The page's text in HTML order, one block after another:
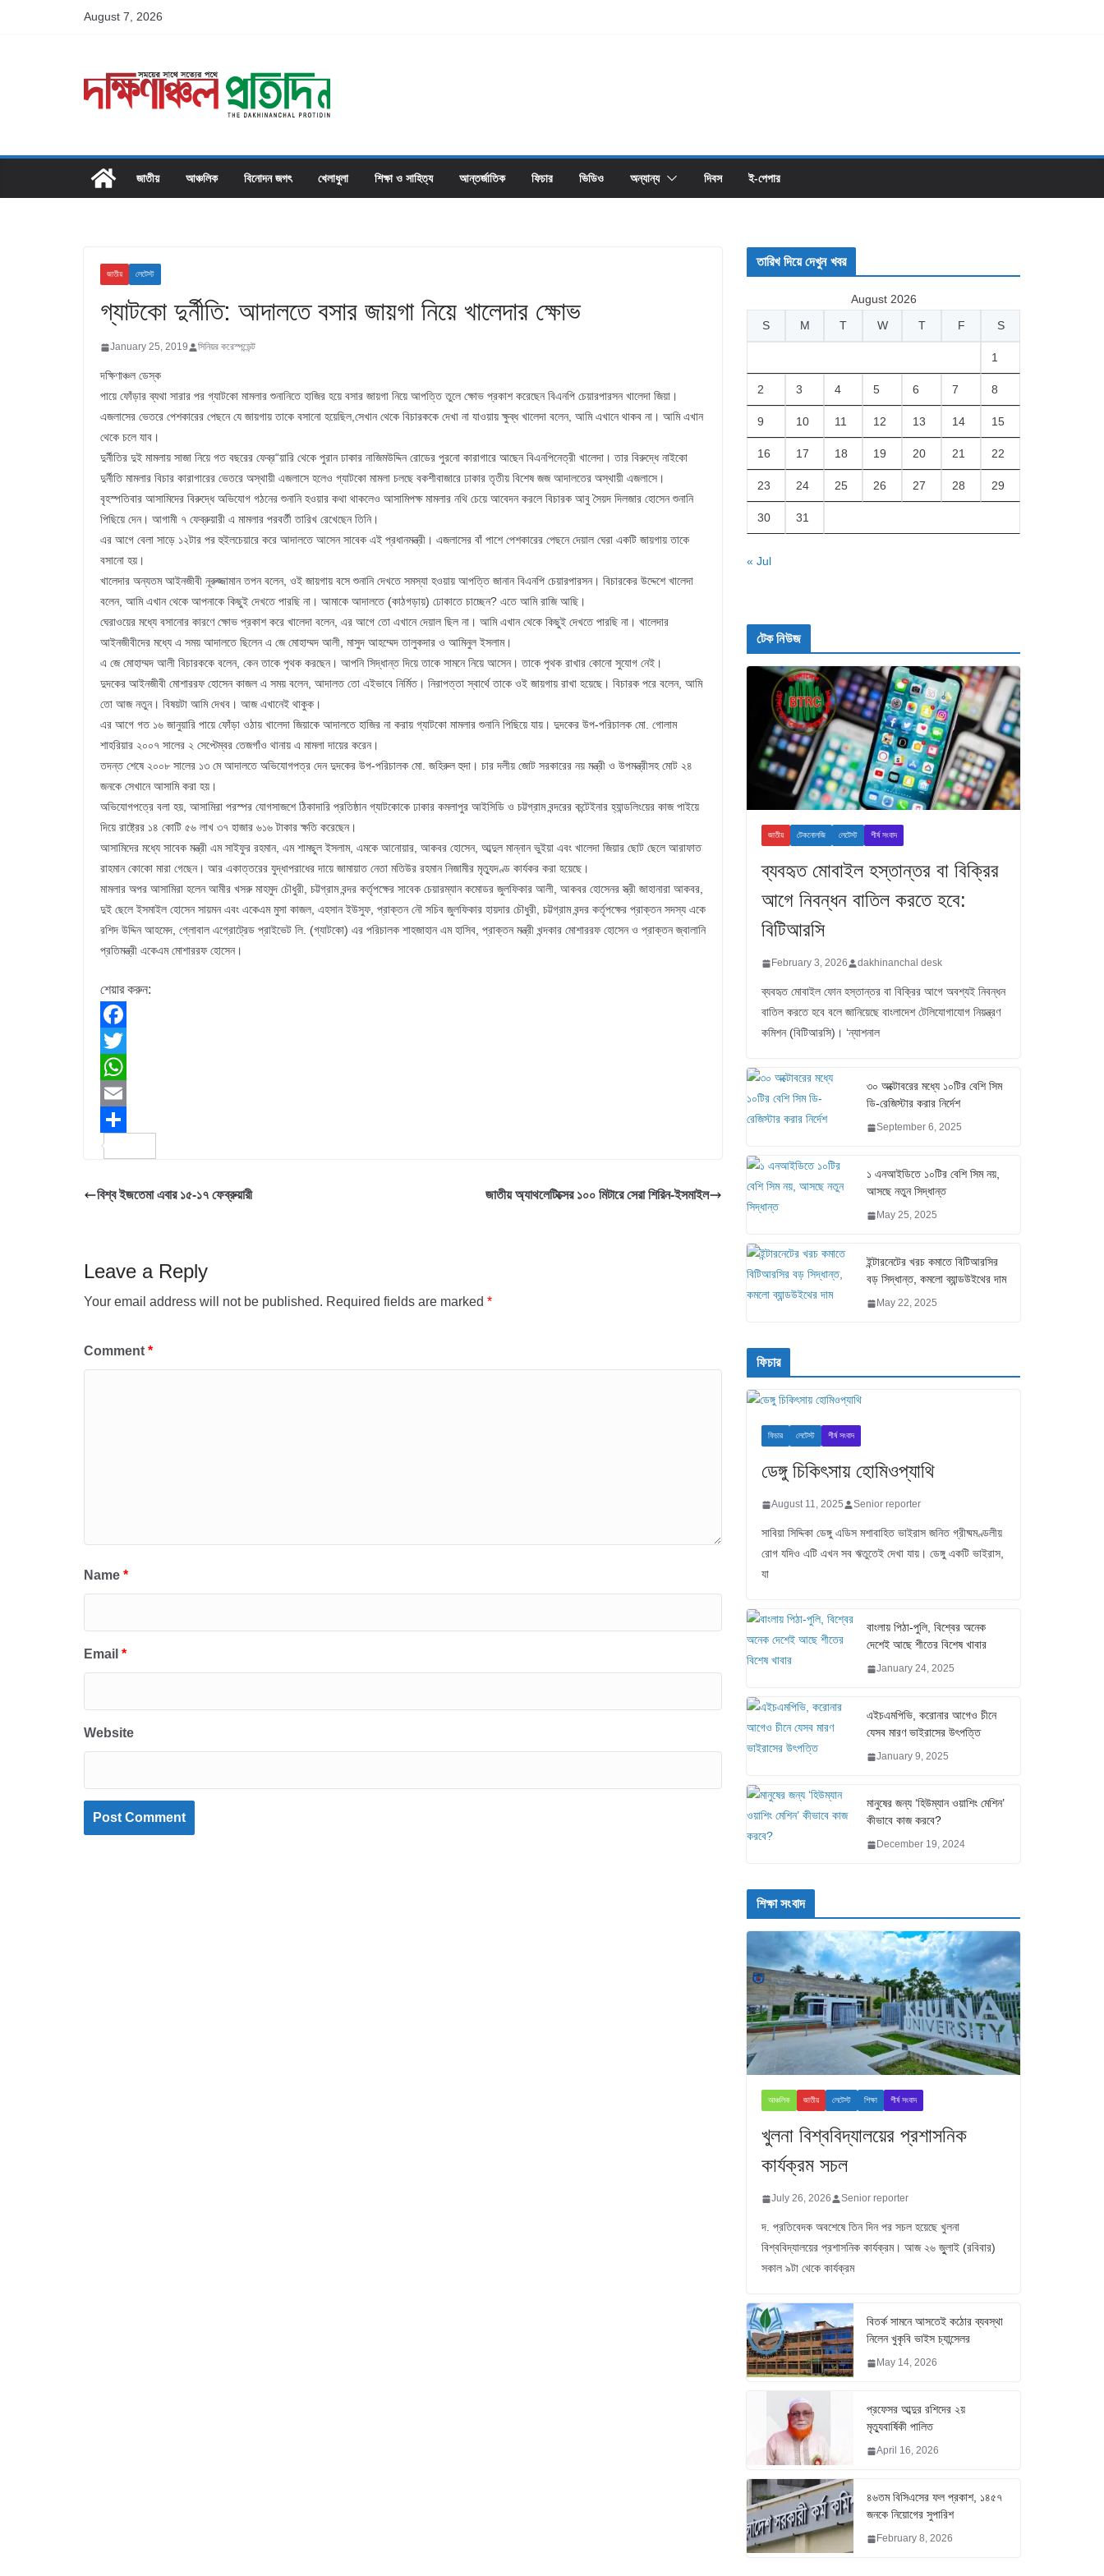
August 7, 2026
জাতীয় আঞ্চলিক বিনোদন জগৎ খেলাধুলা শিক্ষা ও সাহিত্য আন্তর্জাতিক ফিচার ভিডিও অন্যান্য দিবস ই-পেপার
জাতীয় লেটেস্ট
গ্যাটকো দুর্নীতি: আদালতে বসার জায়গা নিয়ে খালেদার ক্ষোভ
January 25, 2019 সিনিয়র করেস্পন্ডেন্ট
দক্ষিণাঞ্চল ডেস্ক
পায়ে ফোঁড়ার ব্যথা সারার পর গ্যাটকো মামলার শুনানিতে হাজির হয়ে বসার জায়গা নিয়ে আপত্তি তুলে ক্ষোভ প্রকাশ করেছেন বিএনপি চেয়ারপারসন খালেদা জিয়া।
এজলাসের ভেতরে পেশকারের পেছনে যে জায়গায় তাকে বসানো হয়েছিল,সেখান থেকে বিচারককে দেখা না যাওয়ায় ক্ষুব্ধ খালেদা বলেন, আমি এখানে থাকব না। আমি এখান
থেকে চলে যাব।
দুর্নীতির দুই মামলায় সাজা নিয়ে গত বছরের ফেব্র“য়ারি থেকে পুরান ঢাকার নাজিমউদ্দিন রোডের পুরনো কারাগারে আছেন বিএনপিনেত্রী খালেদা। তার বিরুদ্ধে নাইকো
দুর্নীতি মামলার বিচার কারাগারের ভেতরে অস্থায়ী এজলাসে হলেও গ্যাটকো মামলা চলছে বকশীবাজারে ঢাকার তৃতীয় বিশেষ জজ আদালতের অস্থায়ী এজলাসে।
বৃহস্পতিবার আসামিদের বিরুদ্ধে অভিযোগ গঠনের শুনানি হওয়ার কথা থাকলেও আসামিপক্ষ মামলার নথি চেয়ে আবেদন করলে বিচারক আবু সৈয়দ দিলজার হোসেন শুনানি
পিছিয়ে দেন। আগামী ৭ ফেব্রুয়ারী এ মামলার পরবর্তী তারিখ রেখেছেন তিনি।
এর আগে বেলা সাড়ে ১২টার পর হুইলচেয়ারে করে আদালতে আসেন সাবেক এই প্রধানমন্ত্রী। এজলাসের বাঁ পাশে পেশকারের পেছনে দেয়াল ঘেরা একটি জায়গায় তাকে
বসানো হয়।
খালেদার অন্যতম আইনজীবী নূরুজ্জামান তপন বলেন, ওই জায়গায় বসে শুনানি দেখতে সমস্যা হওয়ায় আপত্তি জানান বিএনপি চেয়ারপারসন। বিচারকের উদ্দেশে খালেদা
বলেন, আমি এখান থেকে আপনাকে কিছুই দেখতে পারছি না। আমাকে আদালতে (কাঠগড়ায়) ঢোকাতে চাচ্ছেন? এতে আমি রাজি আছি।
ঘেরাওয়ের মধ্যে বসানোর কারণে ক্ষোভ প্রকাশ করে খালেদা বলেন, এর আগে তো এখানে দেয়াল ছিল না। আমি এখান থেকে কিছুই দেখতে পারছি না। খালেদার
আইনজীবীদের মধ্যে এ সময় আদালতে ছিলেন এ জে মোহাম্মদ আলী, মাসুদ আহম্মেদ তালুকদার ও আমিনুল ইসলাম।
এ জে মোহাম্মদ আলী বিচারককে বলেন, কেন তাকে পৃথক করছেন। আপনি সিদ্ধান্ত দিয়ে তাকে সামনে নিয়ে আসেন। তাকে পৃথক রাখার কোনো সুযোগ নেই।
দুদকের আইনজীবী মোশাররফ হোসেন কাজল এ সময় বলেন, আদালত তো এইভাবে নির্মিত। নিরাপত্তা স্বার্থে তাকে ওই জায়গায় রাখা হয়েছে। বিচারক পরে বলেন, আমি
তো আজ নতুন। বিষয়টা আমি দেখব। আজ এখানেই থাকুক।
এর আগে গত ১৬ জানুয়ারি পায়ে ফোঁড়া ওঠায় খালেদা জিয়াকে আদালতে হাজির না করায় গ্যাটকো মামলার শুনানি পিছিয়ে যায়। দুদকের উপ-পরিচালক মো. গোলাম
শাহরিয়ার ২০০৭ সালের ২ সেপ্টেম্বর তেজগাঁও থানায় এ মামলা দায়ের করেন।
তদন্ত শেষে ২০০৮ সালের ১৩ মে আদালতে অভিযোগপত্র দেন দুদকের উপ-পরিচালক মো. জহিরুল হুদা। চার দলীয় জোট সরকারের নয় মন্ত্রী ও উপমন্ত্রীসহ মোট ২৪
জনকে সেখানে আসামি করা হয়।
অভিযোগপত্রে বলা হয়, আসামিরা পরস্পর যোগসাজশে ঠিকাদারি প্রতিষ্ঠান গ্যাটকোকে ঢাকার কমলাপুর আইসিডি ও চট্টগ্রাম বন্দরের কন্টেইনার হ্যান্ডলিংয়ের কাজ পাইয়ে
দিয়ে রাষ্ট্রের ১৪ কোটি ৫৬ লাখ ৩৭ হাজার ৬১৬ টাকার ক্ষতি করেছেন।
আসামিদের মধ্যে সাবেক মন্ত্রী এম সাইফুর রহমান, এম শামছুল ইসলাম, এমকে আনোয়ার, আকবর হোসেন, আব্দুল মান্নান ভুইয়া এবং খালেদা জিয়ার ছোট ছেলে আরাফাত
রাহমান কোকো মারা গেছেন। আর একাত্তরের যুদ্ধাপরাধের দায়ে জামায়াত নেতা মতিউর রহমান নিজামীর মৃত্যুদণ্ড কার্যকর করা হয়েছে।
মামলার অপর আসামিরা হলেন আমীর খসরু মাহমুদ চৌধুরী, চট্টগ্রাম বন্দর কর্তৃপক্ষের সাবেক চেয়ারম্যান কমোডর জুলফিকার আলী, আকবর হোসেনর স্ত্রী জাহানারা আকবর,
দুই ছেলে ইসমাইল হোসেন সায়মন এবং একেএম মুসা কাজল, এহসান ইউসুফ, প্রাক্তন নৌ সচিব জুলফিকার হায়দার চৌধুরী, চট্টগ্রাম বন্দর কর্তৃপক্ষের প্রাক্তন সদস্য একে
রশিদ উদ্দিন আহমেদ, গ্লোবাল এগ্রোট্রেড প্রাইভেট লি. (গ্যাটকো) এর পরিচালক শাহজাহান এম হাসিব, প্রাক্তন মন্ত্রী খন্দকার মোশাররফ হোসেন ও প্রাক্তন জ্বালানি
প্রতিমন্ত্রী একেএম মোশাররফ হোসেন।
শেয়ার করুন:
F
a
c
e
b
o
T
w
t
e
W
h
a
s
p
E
m
i
a
বিশ্ব ইজতেমা এবার ১৫-১৭ ফেব্রুয়ারী জাতীয় অ্যাথলেটিক্সের ১০০ মিটারে সেরা শিরিন-ইসমাইল
Leave a Reply
Your email address will not be published. Required fields are marked *
Comment *
Name *
Email *
Website
তারিখ দিয়ে দেখুন খবর
August 2026
S
M T W T F S
1
2 3 4 5 6 7 8
9 10 11 12 13 14 15
16 17 18 19 20 21 22
23 24 25 26 27 28 29
30 31
« Jul
টেক নিউজ
জাতীয় টেকনোলজি লেটেস্ট শীর্ষ সংবাদ
ব্যবহৃত মোবাইল হস্তান্তর বা বিক্রির
আগে নিবন্ধন বাতিল করতে হবে:
বিটিআরসি
February 3, 2026 dakhinanchal desk
ব্যবহৃত মোবাইল ফোন হস্তান্তর বা বিক্রির আগে অবশ্যই নিবন্ধন
বাতিল করতে হবে বলে জানিয়েছে বাংলাদেশ টেলিযোগাযোগ নিয়ন্ত্রণ
কমিশন (বিটিআরসি)। ‘ন্যাশনাল
৩০ অক্টোবরের মধ্যে ১০টির বেশি সিম
ডি-রেজিস্টার করার নির্দেশ
September 6, 2025
১ এনআইডিতে ১০টির বেশি সিম নয়,
আসছে নতুন সিদ্ধান্ত
May 25, 2025
ইন্টারনেটের খরচ কমাতে বিটিআরসির
বড় সিদ্ধান্ত, কমলো ব্যান্ডউইথের দাম
May 22, 2025
ফিচার
ফিচার লেটেস্ট শীর্ষ সংবাদ
ডেঙ্গু চিকিৎসায় হোমিওপ্যাথি
August 11, 2025 Senior reporter
সাবিয়া সিদ্দিকা ডেঙ্গু এডিস মশাবাহিত ভাইরাস জনিত গ্রীষ্মমণ্ডলীয়
রোগ যদিও এটি এখন সব ঋতুতেই দেখা যায়। ডেঙ্গু একটি ভাইরাস,
যা
বাংলায় পিঠা-পুলি, বিশ্বের অনেক
দেশেই আছে শীতের বিশেষ খাবার
January 24, 2025
এইচএমপিভি, করোনার আগেও চীনে
যেসব মারণ ভাইরাসের উৎপত্তি
January 9, 2025
মানুষের জন্য ‘হিউম্যান ওয়াশিং মেশিন’
কীভাবে কাজ করবে?
December 19, 2024
শিক্ষা সংবাদ
আঞ্চলিক জাতীয় লেটেস্ট শিক্ষা শীর্ষ সংবাদ
খুলনা বিশ্ববিদ্যালয়ের প্রশাসনিক
কার্যক্রম সচল
July 26, 2026 Senior reporter
দ. প্রতিবেদক অবশেষে তিন দিন পর সচল হয়েছে খুলনা
বিশ্ববিদ্যালয়ের প্রশাসনিক কার্যক্রম। আজ ২৬ জুুলাই (রবিবার)
সকাল ৯টা থেকে কার্যক্রম
বিতর্ক সামনে আসতেই কঠোর ব্যবস্থা
নিলেন খুকৃবি ভাইস চ্যান্সেলর
May 14, 2026
প্রফেসর আব্দুর রশিদের ২য়
মৃত্যুবার্ষিকী পালিত
April 16, 2026
৪৬তম বিসিএসের ফল প্রকাশ, ১৪৫৭
জনকে নিয়োগের সুপারিশ
February 8, 2026